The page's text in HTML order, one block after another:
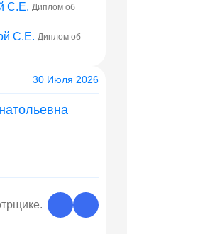
Диплом об
Диплом об
30 Июля 2026